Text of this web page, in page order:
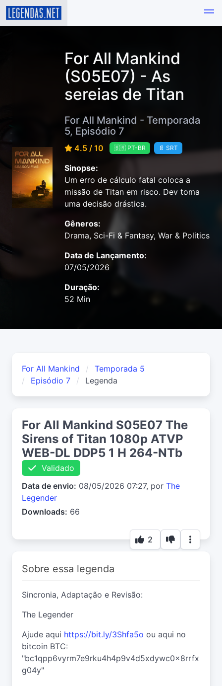
For All Mankind
(S05E07) - As
sereias de Titan
For All Mankind - Temporada
5, Episódio 7
4.5 / 10 🇧🇷 PT-BR 📄 SRT
Sinopse:
Um erro de cálculo fatal coloca a
missão de Titan em risco. Dev toma
uma decisão drástica.
Gêneros:
Drama, Sci-Fi & Fantasy, War & Politics
Data de Lançamento:
07/05/2026
Duração:
52 Min
For All Mankind
Temporada 5
Episódio 7
Legenda
For All Mankind S05E07 The
Sirens of Titan 1080p ATVP
WEB-DL DDP5 1 H 264-NTb
Validado
Data de envio: 08/05/2026 07:27, por The
Legender
Downloads: 66
2
Sobre essa legenda
Sincronia, Adaptação e Revisão:
The Legender
Ajude aqui https://bit.ly/3Shfa5o ou aqui no
bitcoin BTC:
"bc1qpp6vyrm7e9rku4h4p9v4d5xdywc0x8rrfx
g04y"